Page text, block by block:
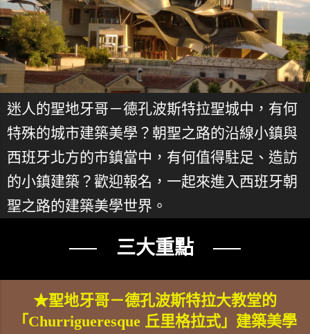
迷人的聖地牙哥－德孔波斯特拉聖城中，有何
特殊的城市建築美學？朝聖之路的沿線小鎮與
西班牙北方的市鎮當中，有何值得駐足、造訪
的小鎮建築？歡迎報名，一起來進入西班牙朝
聖之路的建築美學世界。
── 三大重點 ──
★聖地牙哥－德孔波斯特拉大教堂的
「Churrigueresque 丘里格拉式」建築美學